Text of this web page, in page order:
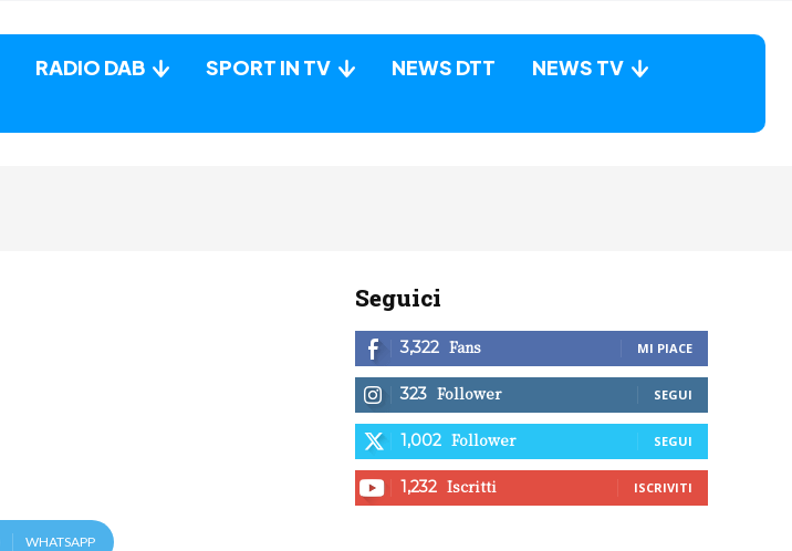
RADIO DAB SPORT IN TV NEWS DTT
NEWS TV
WHATSAPP
Seguici
3,322 Fans MI PIACE
323 Follower SEGUI
1,002 Follower SEGUI
1,232 Iscritti ISCRIVITI